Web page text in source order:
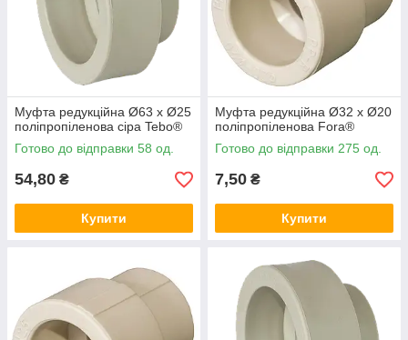
Муфта редукційна Ø63 х Ø25
поліпропіленова сіра Tebo®
Готово до відправки 58 од.
54,80 ₴
Купити
Муфта редукційна Ø32 х Ø20
поліпропіленова Fora®
Готово до відправки 275 од.
7,50 ₴
Купити